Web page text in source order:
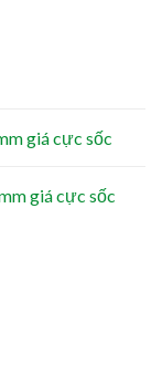
giá cực sốc
giá cực sốc